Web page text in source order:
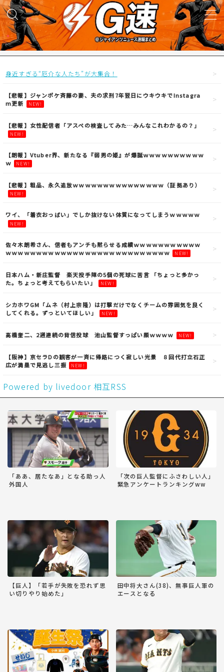
MENU
得点映像
試合結果
議論・雑談
身近すぎる“厄介な人たち”が大集合！
【悲報】ジャンポケ斉藤の妻、夫の求刑7年翌日にウキウキでInstagra
m更新
NEW!
【悲報】女性配信者「アスペの検査してみた…みんなこれわかるの？」
NEW!
【朗報】Vtuber界、新たなる『弱男の姫』が爆誕ｗｗｗｗｗｗｗｗｗｗ
ｗ
NEW!
【悲報】粗品、永久追放ｗｗｗｗｗｗｗｗｗｗｗｗｗｗｗ（証拠あり）
NEW!
ワイ、「着衣おっばい」でしか抜けない体質になってしまうｗｗｗｗｗ
NEW!
佐々木朗希さん、信者もアンチも黙らせる成績ｗｗｗｗｗｗｗｗｗｗｗ
ｗｗｗｗｗｗｗｗｗｗｗｗｗｗｗｗｗｗｗｗｗｗｗｗｗｗｗ
NEW!
日本ハム・新庄監督 楽天投手陣の5個の死球に苦言 「ちょっと多かっ
た。ちょっと考えてもらいたい」
NEW!
シカホワGM「ムネ（村上宗隆）は打撃だけでなくチームの雰囲気を良く
してくれる。ずっといてほしい」
NEW!
高橋奎二、2週連続の背信投球 池山監督すっぱい顔ｗｗｗｗ NEW!
【阪神】京セラDの観客が一斉に帰路につく寂しい光景 ８回代打立石正
広が満塁で見逃し三振
NEW!
Powered by livedoor 相互RSS
「ああ、居たなあ」となる助っ人
外国人
「次の巨人監督にふさわしい人」
緊急アンケートランキングww
【巨人】「若手が失敗を恐れず思
い切りやり始めた」
田中将大さん(38)、無事巨人軍の
エースとなる